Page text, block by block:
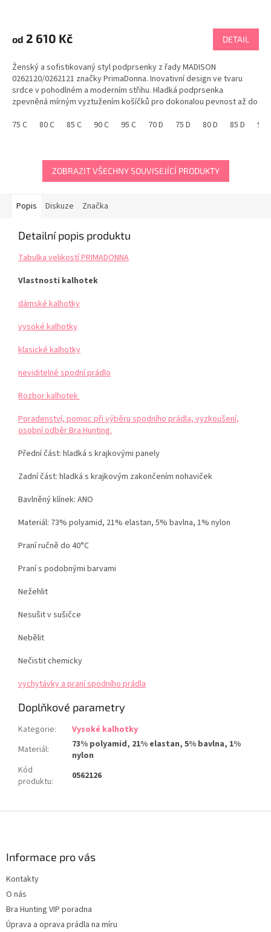
od 2 610 Kč DETAIL
Ženský a sofistikovaný styl podprsenky z řady MADISON
0262120/0262121 značky PrimaDonna. Inovativní design ve tvaru
srdce v pohodlném a moderním střihu. Hladká podprsenka
zpevněná mírným vyztužením košíčků pro dokonalou pevnost až do
75 C
80 C 85 C 90 C 95 C 70 D 75 D 80 D 85 D 90
ZOBRAZIT VŠECHNY SOUVISEJÍCÍ PRODUKTY
Popis Diskuze Značka
Detailní popis produktu
Tabulka velikostí PRIMADONNA
Vlastnosti kalhotek
dámské kalhotky
vysoké kalhotky
klasické kalhotky
neviditelné spodní prádlo
Rozbor kalhotek
Poradenství, pomoc při výběru spodního prádla, vyzkoušení,
osobní odběr Bra Hunting.
Přední část: hladká s krajkovými panely
Zadní část: hladká s krajkovým zakončením nohaviček
Bavlněný klínek: ANO
Materiál: 73% polyamid, 21% elastan, 5% bavlna, 1% nylon
Praní ručně do 40°C
Praní s podobnými barvami
Nežehlit
Nesušit v sušičce
Nebělit
Nečistit chemicky
vychytávky a praní spodního prádla
Doplňkové parametry
Kategorie:
Vysoké kalhotky
Materiál:
73% polyamid, 21% elastan, 5% bavlna, 1%
nylon
Kód
produktu: 0562126
Informace pro vás
Kontakty
O nás
Bra Hunting VIP poradna
Úprava a oprava prádla na míru